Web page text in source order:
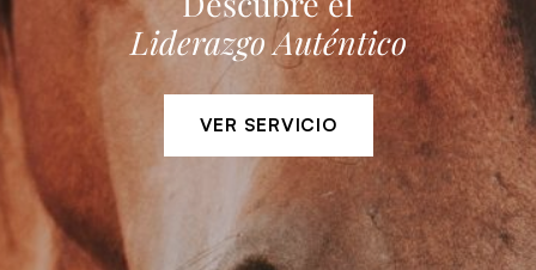
Liderazgo Auténtico
VER SERVICIO